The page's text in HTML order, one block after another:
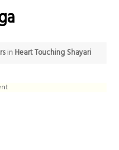
in Heart Touching Shayari